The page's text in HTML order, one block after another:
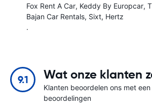
Fox Rent A Car Keddy By Europcar
Bajan Car Rentals Sixt Hertz
.
9.1 Wat onze klanten
Klanten beoordelen ons met
beoordelingen